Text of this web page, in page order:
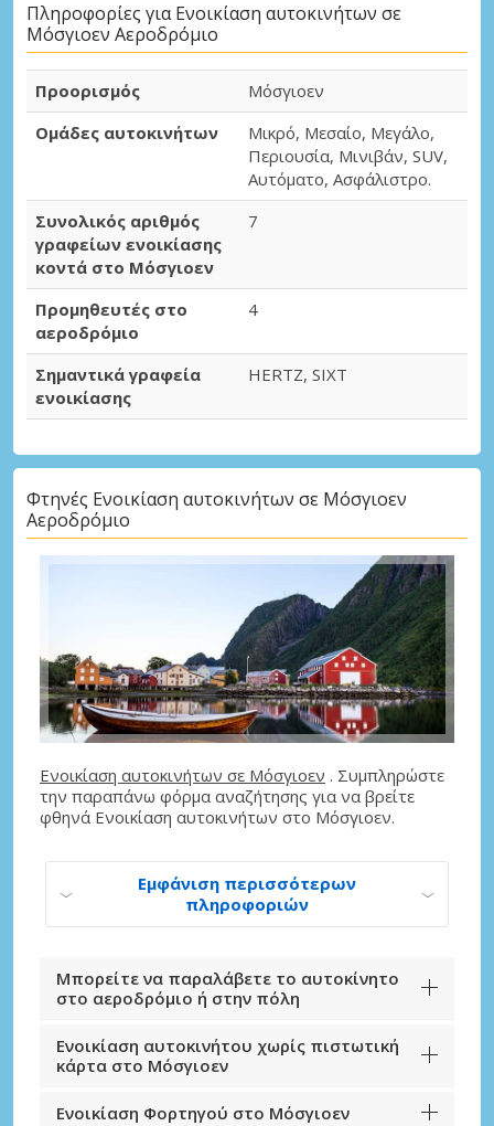
Πληροφορίες για Ενοικίαση αυτοκινήτων σε
Μόσγιοεν Αεροδρόμιο
Προορισμός
Μόσγιοεν
Ομάδες αυτοκινήτων
Μικρό, Μεσαίο, Μεγάλο,
Περιουσία, Μινιβάν, SUV,
Αυτόματο, Ασφάλιστρο.
Συνολικός αριθμός
γραφείων ενοικίασης
κοντά στο Μόσγιοεν
7
Προμηθευτές στο
αεροδρόμιο
4
Σημαντικά γραφεία
ενοικίασης
HERTZ, SIXT
Φτηνές Ενοικίαση αυτοκινήτων σε Μόσγιοεν
Αεροδρόμιο
Ενοικίαση αυτοκινήτων σε Μόσγιοεν . Συμπληρώστε
την παραπάνω φόρμα αναζήτησης για να βρείτε
φθηνά Ενοικίαση αυτοκινήτων στο Μόσγιοεν.
Εμφάνιση περισσότερων
πληροφοριών
Μπορείτε να παραλάβετε το αυτοκίνητο
στο αεροδρόμιο ή στην πόλη
Ενοικίαση αυτοκινήτου χωρίς πιστωτική
κάρτα στο Μόσγιοεν
Ενοικίαση Φορτηγού στο Μόσγιοεν